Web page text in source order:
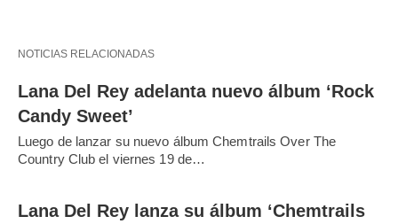
NOTICIAS RELACIONADAS
Lana Del Rey adelanta nuevo álbum ‘Rock
Candy Sweet’
Luego de lanzar su nuevo álbum Chemtrails Over The
Country Club el viernes 19 de…
Lana Del Rey lanza su álbum ‘Chemtrails